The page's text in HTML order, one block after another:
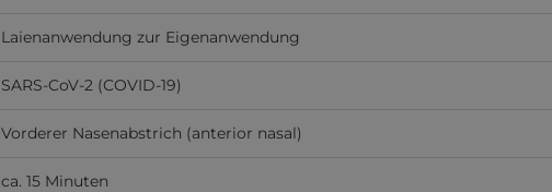
Laienanwendung zur Eigenanwendung
SARS-CoV-2 (COVID-19)
Vorderer Nasenabstrich (anterior nasal)
ca. 15 Minuten